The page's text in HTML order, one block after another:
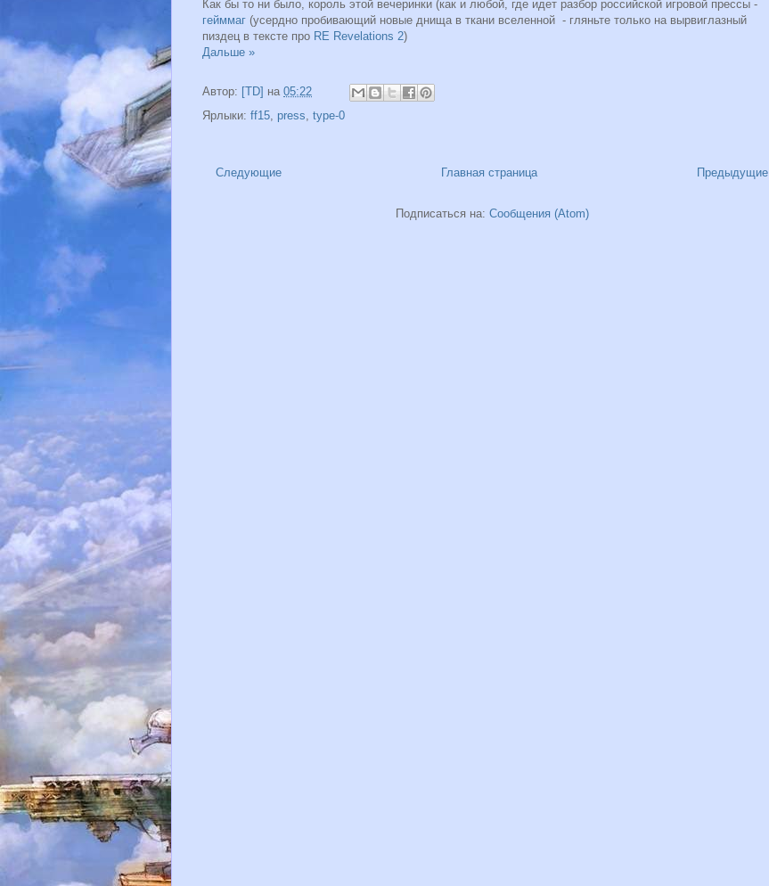
Как бы то ни было, король этой вечеринки (как и любой, где идет разбор российской игровой прессы -
гейммаг (усердно пробивающий новые днища в ткани вселенной - гляньте только на вырвиглазный
пиздец в тексте про RE Revelations 2)
Дальше »
Автор: [TD] на 05:22
Ярлыки: ff15, press, type-0
Следующие Предыдущие
Главная страница
Подписаться на: Сообщения (Atom)